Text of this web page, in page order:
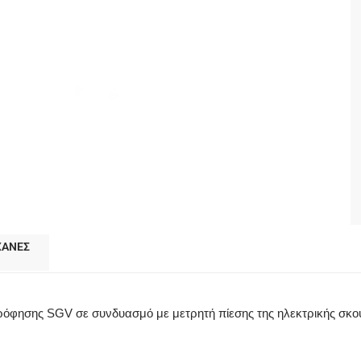
SGV σε συνδυασμό με μετρητή πίεσης της ηλεκτρικής